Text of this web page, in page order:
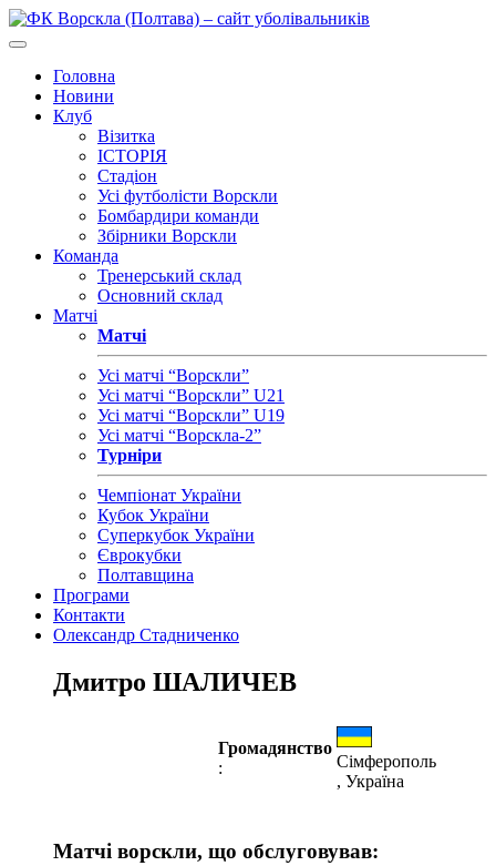
Головна
Новини
Клуб
Візитка
ІСТОРІЯ
Стадіон
Усі футболісти Ворскли
Бомбардири команди
Збірники Ворскли
Команда
Тренерський склад
Основний склад
Матчі
Матчі
Усі матчі “Ворскли”
Усі матчі “Ворскли” U21
Усі матчі “Ворскли” U19
Усі матчі “Ворскла-2”
Турніри
Чемпіонат України
Кубок України
Суперкубок України
Єврокубки
Полтавщина
Програми
Контакти
Олександр Стадниченко
Дмитро ШАЛИЧЕВ
Громадянство
:
Сімферополь
, Україна
Матчі ворскли, що обслуговував: